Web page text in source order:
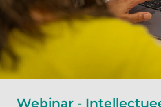
Webinar -